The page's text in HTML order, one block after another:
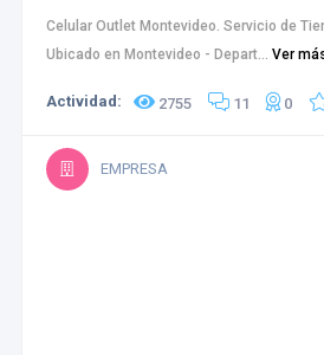
Celular Outlet Montevideo. Servicio de
Ubicado en Montevideo - Depart... Ver
Actividad: 2755 11 0
EMPRESA